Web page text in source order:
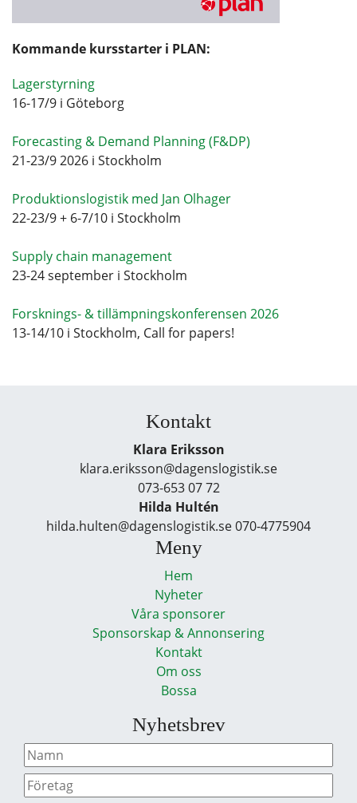
Kommande kursstarter i PLAN:
Lagerstyrning
16-17/9 i Göteborg
Forecasting & Demand Planning (F&DP)
21-23/9 2026 i Stockholm
Produktionslogistik med Jan Olhager
22-23/9 + 6-7/10 i Stockholm
Supply chain management
23-24 september i Stockholm
Forsknings- & tillämpningskonferensen 2026
13-14/10 i Stockholm, Call for papers!
Kontakt
Klara Eriksson
klara.eriksson@dagenslogistik.se
073-653 07 72
Hilda Hultén
hilda.hulten@dagenslogistik.se 070-4775904
Meny
Hem
Nyheter
Våra sponsorer
Sponsorskap & Annonsering
Kontakt
Om oss
Bossa
Nyhetsbrev